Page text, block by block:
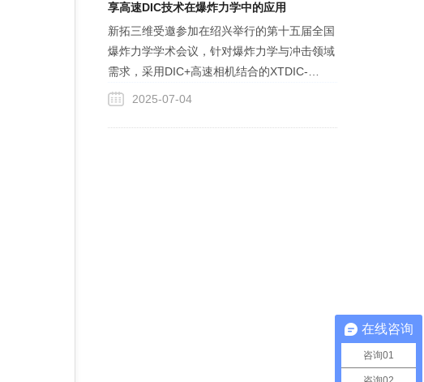
享高速DIC技术在爆炸力学中的应用
新拓三维受邀参加在绍兴举行的第十五届全国
爆炸力学学术会议，针对爆炸力学与冲击领域
需求，采用DIC+高速相机结合的XTDIC-
SPARCK三维高速测量系统解决方案，展示在
案例。
2025-07-04
在线咨询
咨询01